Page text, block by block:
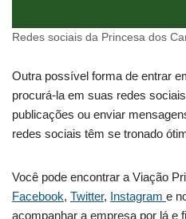
Redes sociais da Princesa dos
Outra possível forma de entrar
procurá-la em suas redes
publicações ou enviar
redes sociais têm se tronado
Você pode encontrar a Viação
Facebook, Twitter, Instagram e
acompanhar a empresa por lá e